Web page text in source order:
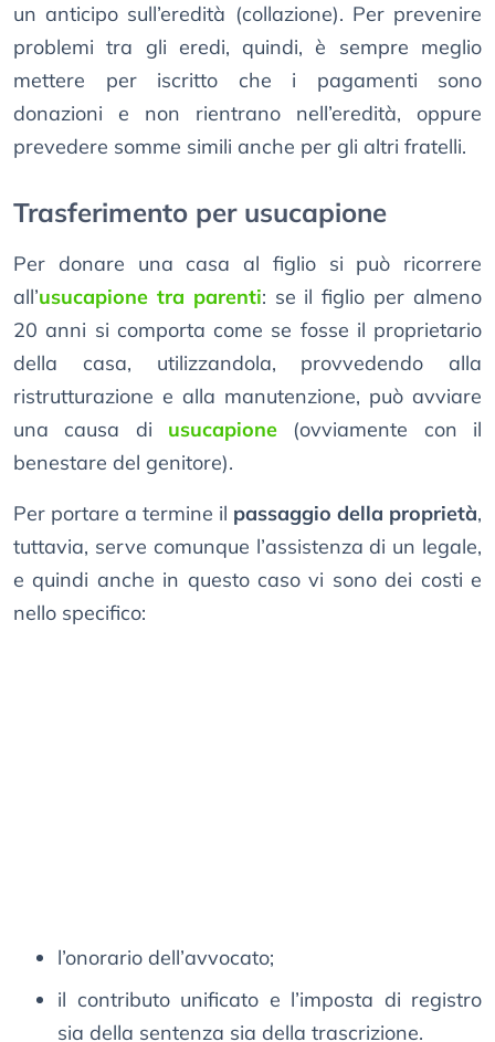
un anticipo sull’eredità (collazione). Per prevenire
problemi tra gli eredi, quindi, è sempre meglio
mettere per iscritto che i pagamenti sono
donazioni e non rientrano nell’eredità, oppure
prevedere somme simili anche per gli altri fratelli.
Trasferimento per usucapione
Per donare una casa al figlio si può ricorrere
all’usucapione tra parenti: se il figlio per almeno
20 anni si comporta come se fosse il proprietario
della casa, utilizzandola, provvedendo alla
ristrutturazione e alla manutenzione, può avviare
una causa di usucapione (ovviamente con il
benestare del genitore).
Per portare a termine il passaggio della proprietà,
tuttavia, serve comunque l’assistenza di un legale,
e quindi anche in questo caso vi sono dei costi e
nello specifico:
l’onorario dell’avvocato;
il contributo unificato e l’imposta di registro
sia della sentenza sia della trascrizione.